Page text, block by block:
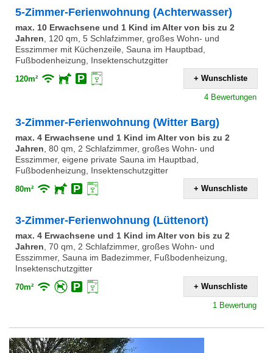
5-Zimmer-Ferienwohnung (Achterwasser)
max. 10 Erwachsene und 1 Kind im Alter von bis zu 2
Jahren, 120 qm, 5 Schlafzimmer, großes Wohn- und
Esszimmer mit Küchenzeile, Sauna im Hauptbad,
Fußbodenheizung, Insektenschutzgitter
120m² + Wunschliste
4 Bewertungen
3-Zimmer-Ferienwohnung (Witter Barg)
max. 4 Erwachsene und 1 Kind im Alter von bis zu 2
Jahren, 80 qm, 2 Schlafzimmer, großes Wohn- und
Esszimmer, eigene private Sauna im Hauptbad,
Fußbodenheizung, Insektenschutzgitter
80m² + Wunschliste
3-Zimmer-Ferienwohnung (Lüttenort)
max. 4 Erwachsene und 1 Kind im Alter von bis zu 2
Jahren, 70 qm, 2 Schlafzimmer, großes Wohn- und
Esszimmer, Sauna im Badezimmer, Fußbodenheizung,
Insektenschutzgitter
70m² + Wunschliste
1 Bewertung